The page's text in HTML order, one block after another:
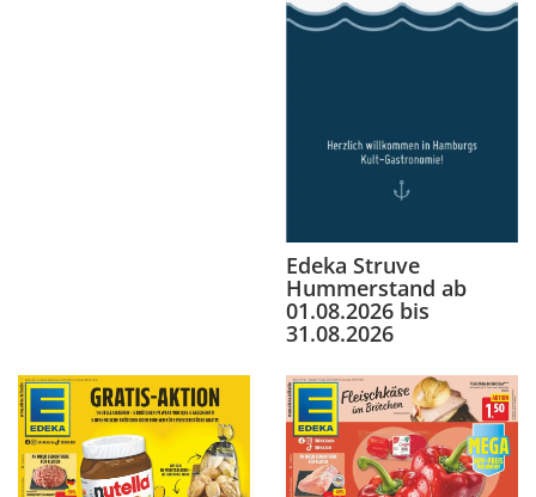
Edeka Struve
Hummerstand ab
01.08.2026 bis
31.08.2026